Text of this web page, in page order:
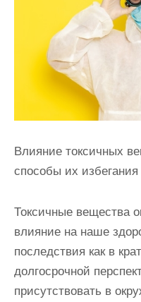
Влияние токсичных
способы их избегания
Токсичные вещества
влияние на наше
последствия как в
долгосрочной
присутствовать в